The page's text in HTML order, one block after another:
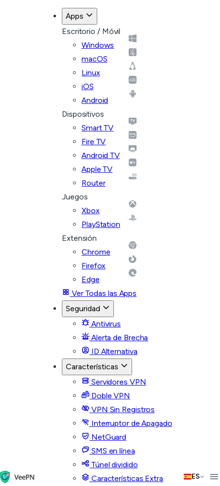
Apps
Escritorio / Móvil
Windows
macOS
Linux
iOS
Android
Dispositivos
Smart TV
Fire TV
Android TV
Apple TV
Router
Juegos
Xbox
PlayStation
Extensión
Chrome
Firefox
Edge
Ver Todas las Apps
Seguridad
Antivirus
Alerta de Brecha
ID Alternativa
Características
Servidores VPN
Doble VPN
VPN Sin Registros
Interruptor de Apagado
NetGuard
SMS en línea
Túnel dividido
Características Extra
ES